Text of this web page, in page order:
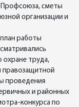
Профсоюза, сметы
организации и
работы
охране труда,
правозащитной
проведения
и районных
конкурса по